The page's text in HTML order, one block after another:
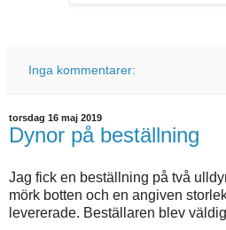
Inga kommentarer:
torsdag 16 maj 2019
Dynor på beställning
Jag fick en beställning på två
mörk botten och en angiven
levererade. Beställaren blev